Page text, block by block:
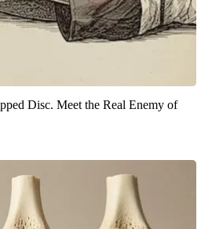
Disc. Meet the Real Enemy of